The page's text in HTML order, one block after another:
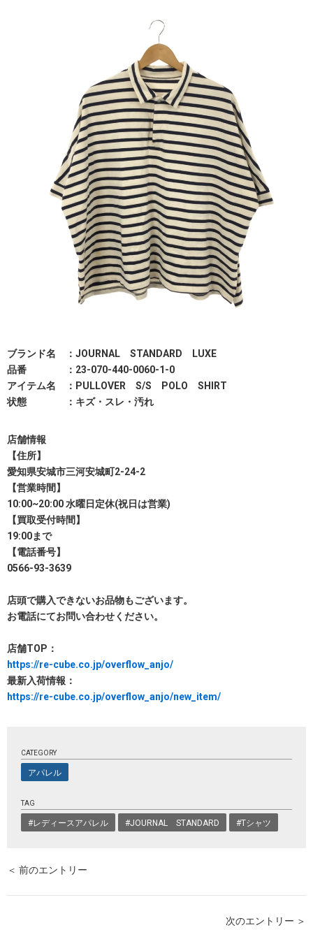
ブランド名 ：JOURNAL STANDARD LUXE
品番 ：23-070-440-0060-1-0
アイテム名 ：PULLOVER S/S POLO SHIRT
状態 ：キズ・スレ・汚れ
店舗情報
【住所】
愛知県安城市三河安城町2-24-2
【営業時間】
10:00~20:00 水曜日定休(祝日は営業)
【買取受付時間】
19:00まで
【電話番号】
0566-93-3639
店頭で購入できないお品物もございます。
お電話にてお問い合わせください。
店舗TOP：
https://re-cube.co.jp/overflow_anjo/
最新入荷情報：
https://re-cube.co.jp/overflow_anjo/new_item/
CATEGORY
アパレル
TAG
#レディースアパレル #JOURNAL STANDARD #Tシャツ
＜ 前のエントリー
次のエントリー ＞